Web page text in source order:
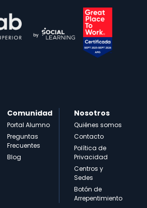
Comunidad
Portal Alumno
Preguntas
Frecuentes
Blog
Nosotros
Quiénes somos
Contacto
Política de
Privacidad
Centros y
Sedes
Botón de
Arrepentimiento